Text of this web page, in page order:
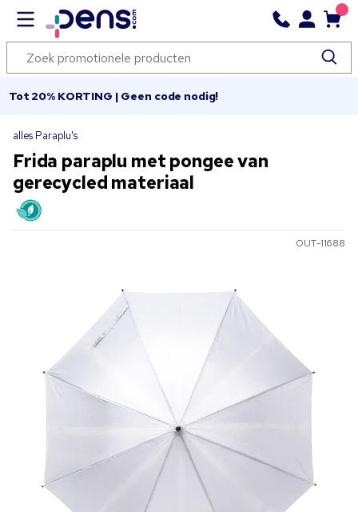
Tot 20% KORTING | Geen code nodig!
alles Paraplu's
Frida paraplu met pongee van
gerecycled materiaal
OUT-11688